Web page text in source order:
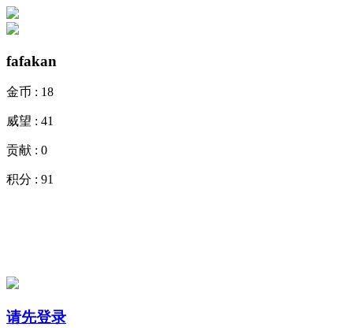
fafakan
金币 : 18
威望 : 41
贡献 : 0
积分 : 91
请先登录